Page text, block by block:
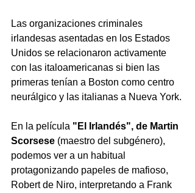
Las organizaciones criminales
irlandesas asentadas en los Estados
Unidos se relacionaron activamente
con las italoamericanas si bien las
primeras tenían a Boston como centro
neurálgico y las italianas a Nueva York.
En la película "El Irlandés", de Martin
Scorsese (maestro del subgénero),
podemos ver a un habitual
protagonizando papeles de mafioso,
Robert de Niro, interpretando a Frank